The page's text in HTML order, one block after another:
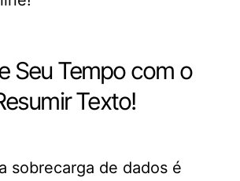
Seu Tempo com o
Texto!
sobrecarga de dados é